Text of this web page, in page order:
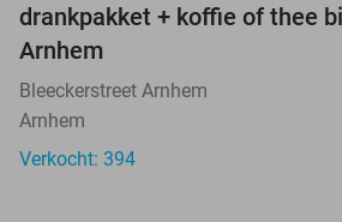
drankpakket + koffie of thee
Arnhem
Bleeckerstreet Arnhem
Arnhem
Verkocht: 394